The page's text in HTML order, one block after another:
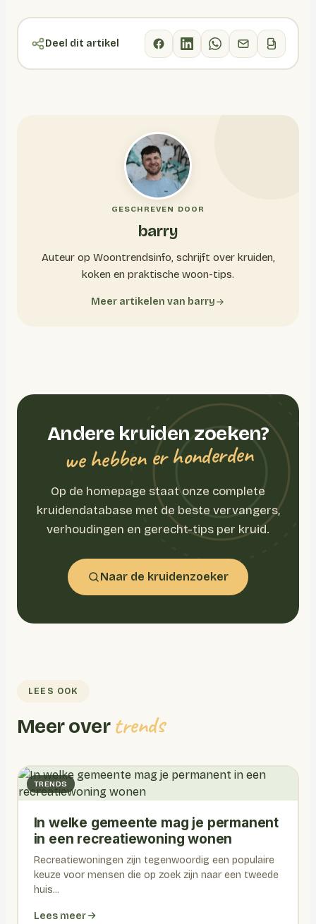
Deel dit artikel
GESCHREVEN DOOR
barry
Auteur op Woontrendsinfo, schrijft over kruiden,
koken en praktische woon-tips.
Meer artikelen van barry
Andere kruiden zoeken?
we hebben er honderden
Op de homepage staat onze complete
kruidendatabase met de beste vervangers,
verhoudingen en gerecht-tips per kruid.
Naar de kruidenzoeker
LEES OOK
Meer over trends
TRENDS
In welke gemeente mag je permanent
in een recreatiewoning wonen
Recreatiewoningen zijn tegenwoordig een populaire
keuze voor mensen die op zoek zijn naar een tweede
huis...
Lees meer